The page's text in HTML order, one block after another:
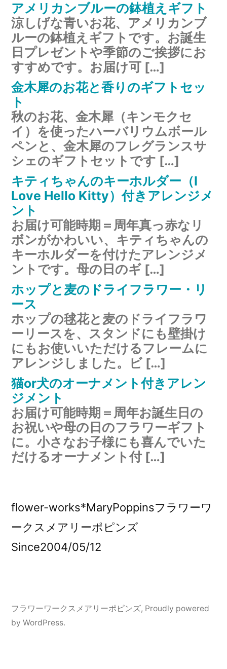
アメリカンブルーの鉢植えギフト
涼しげな青いお花、アメリカンブ
ルーの鉢植えギフトです。お誕生
日プレゼントや季節のご挨拶にお
すすめです。お届け可 […]
金木犀のお花と香りのギフトセッ
ト
秋のお花、金木犀（キンモクセ
イ）を使ったハーバリウムボール
ペンと、金木犀のフレグランスサ
シェのギフトセットです […]
キティちゃんのキーホルダー（I
Love Hello Kitty）付きアレンジメ
ント
お届け可能時期＝周年真っ赤なリ
ボンがかわいい、キティちゃんの
キーホルダーを付けたアレンジメ
ントです。母の日のギ […]
ホップと麦のドライフラワー・リ
ース
ホップの毬花と麦のドライフラワ
ーリースを、スタンドにも壁掛け
にもお使いいただけるフレームに
アレンジしました。ビ […]
猫or犬のオーナメント付きアレン
ジメント
お届け可能時期＝周年お誕生日の
お祝いや母の日のフラワーギフト
に。小さなお子様にも喜んでいた
だけるオーナメント付 […]
flower-works*MaryPoppinsフラワーワ
ークスメアリーポピンズ
Since2004/05/12
フラワーワークスメアリーポピンズ, Proudly powered
by WordPress.